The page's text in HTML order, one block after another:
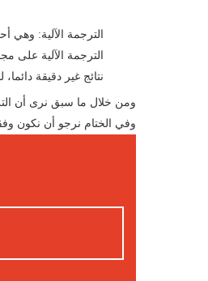
الترجمة الآلية: وهي
الترجمة الآلية على
نتائج غير دقيقة
ومن خلال ما سبق نرى أن
وفي الختام نرجو أن نكون